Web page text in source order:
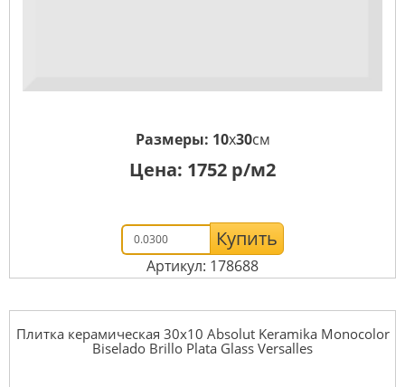
Размеры: 10x30см
Цена: 1752 р/м2
Купить
Артикул: 178688
Плитка керамическая 30x10 Absolut Keramika Monocolor
Biselado Brillo Plata Glass Versalles